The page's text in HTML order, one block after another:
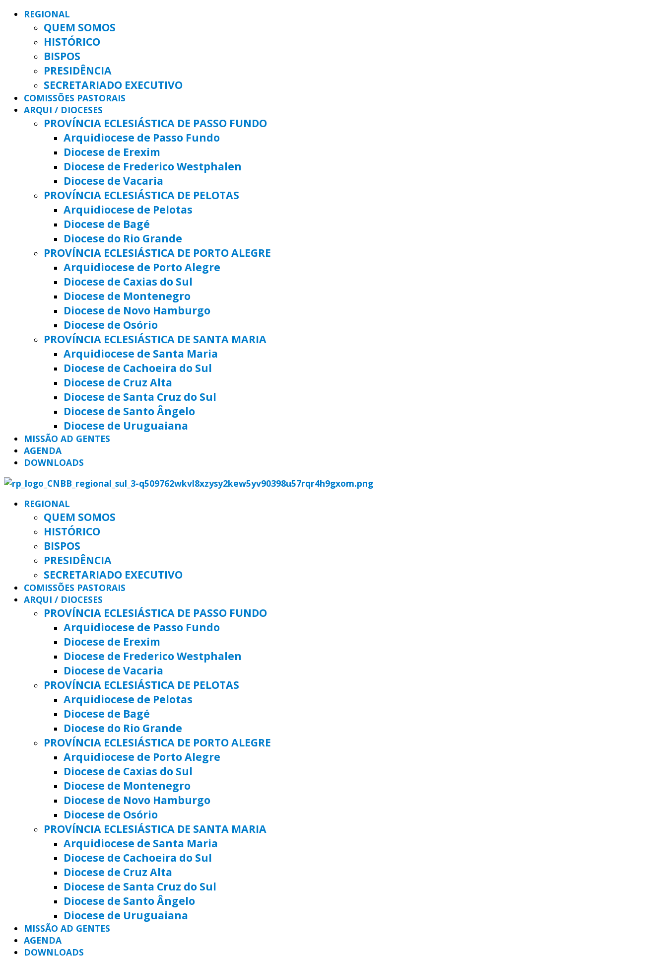
REGIONAL
QUEM SOMOS
HISTÓRICO
BISPOS
PRESIDÊNCIA
SECRETARIADO EXECUTIVO
COMISSÕES PASTORAIS
ARQUI / DIOCESES
PROVÍNCIA ECLESIÁSTICA DE PASSO FUNDO
Arquidiocese de Passo Fundo
Diocese de Erexim
Diocese de Frederico Westphalen
Diocese de Vacaria
PROVÍNCIA ECLESIÁSTICA DE PELOTAS
Arquidiocese de Pelotas
Diocese de Bagé
Diocese do Rio Grande
PROVÍNCIA ECLESIÁSTICA DE PORTO ALEGRE
Arquidiocese de Porto Alegre
Diocese de Caxias do Sul
Diocese de Montenegro
Diocese de Novo Hamburgo
Diocese de Osório
PROVÍNCIA ECLESIÁSTICA DE SANTA MARIA
Arquidiocese de Santa Maria
Diocese de Cachoeira do Sul
Diocese de Cruz Alta
Diocese de Santa Cruz do Sul
Diocese de Santo Ângelo
Diocese de Uruguaiana
MISSÃO AD GENTES
AGENDA
DOWNLOADS
REGIONAL
QUEM SOMOS
HISTÓRICO
BISPOS
PRESIDÊNCIA
SECRETARIADO EXECUTIVO
COMISSÕES PASTORAIS
ARQUI / DIOCESES
PROVÍNCIA ECLESIÁSTICA DE PASSO FUNDO
Arquidiocese de Passo Fundo
Diocese de Erexim
Diocese de Frederico Westphalen
Diocese de Vacaria
PROVÍNCIA ECLESIÁSTICA DE PELOTAS
Arquidiocese de Pelotas
Diocese de Bagé
Diocese do Rio Grande
PROVÍNCIA ECLESIÁSTICA DE PORTO ALEGRE
Arquidiocese de Porto Alegre
Diocese de Caxias do Sul
Diocese de Montenegro
Diocese de Novo Hamburgo
Diocese de Osório
PROVÍNCIA ECLESIÁSTICA DE SANTA MARIA
Arquidiocese de Santa Maria
Diocese de Cachoeira do Sul
Diocese de Cruz Alta
Diocese de Santa Cruz do Sul
Diocese de Santo Ângelo
Diocese de Uruguaiana
MISSÃO AD GENTES
AGENDA
DOWNLOADS